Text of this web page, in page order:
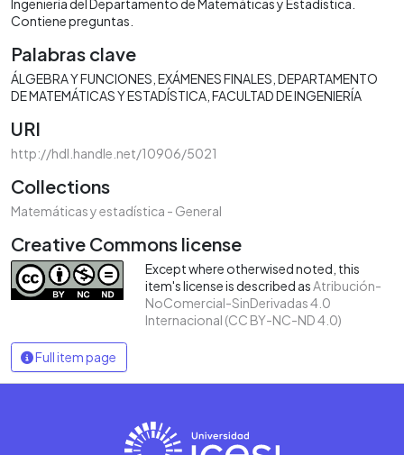
Ingeniería del Departamento de Matemáticas y Estadística.
Contiene preguntas.
Palabras clave
ÁLGEBRA Y FUNCIONES EXÁMENES FINALES DEPARTAMENTO
DE MATEMÁTICAS Y ESTADÍSTICA FACULTAD DE INGENIERÍA
URI
http://hdl.handle.net/10906/5021
Collections
Matemáticas y estadística - General
Creative Commons license
Except where otherwised noted, this
item's license is described asAtribución-
NoComercial-SinDerivadas 4.0
Internacional (CC BY-NC-ND 4.0)
Full item page